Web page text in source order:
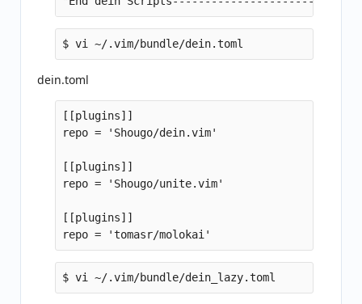
dein.toml
[[plugins]]
repo = 'Shougo/dein.vim'
[[plugins]]
repo = 'Shougo/unite.vim'
[[plugins]]